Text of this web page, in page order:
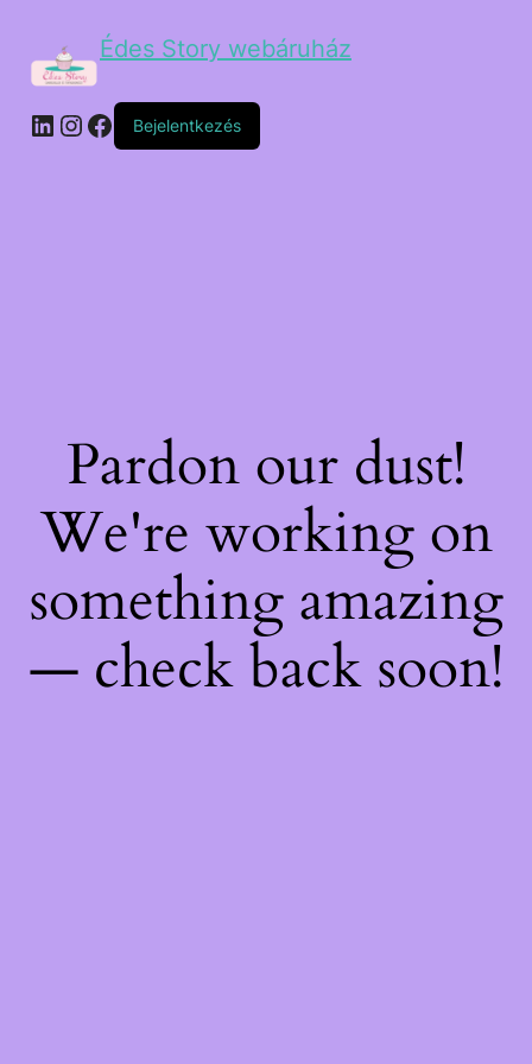
Édes Story webáruház
Bejelentkezés
Pardon our dust!
We're working on
something amazing
— check back soon!